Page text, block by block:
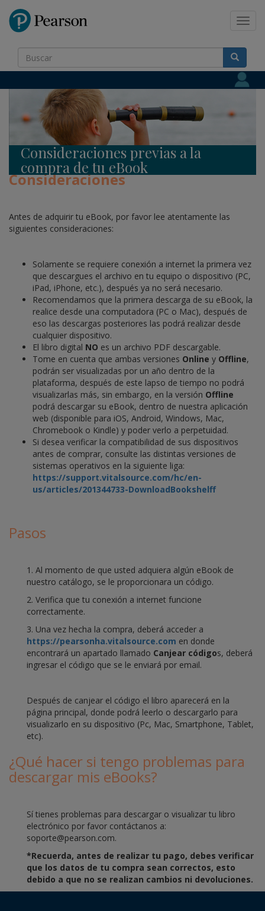
Pearson
Consideraciones previas a la
compra de tu eBook
Consideraciones
Antes de adquirir tu eBook, por favor lee atentamente las
siguientes consideraciones:
Solamente se requiere conexión a internet la primera vez
que descargues el archivo en tu equipo o dispositivo (PC,
iPad, iPhone, etc.), después ya no será necesario.
Recomendamos que la primera descarga de su eBook, la
realice desde una computadora (PC o Mac), después de
eso las descargas posteriores las podrá realizar desde
cualquier dispositivo.
El libro digital NO es un archivo PDF descargable.
Tome en cuenta que ambas versiones Online y Offline,
podrán ser visualizadas por un año dentro de la
plataforma, después de este lapso de tiempo no podrá
visualizarlas más, sin embargo, en la versión Offline
podrá descargar su eBook, dentro de nuestra aplicación
web (disponible para iOS, Android, Windows, Mac,
Chromebook o Kindle) y poder verlo a perpetuidad.
Si desea verificar la compatibilidad de sus dispositivos
antes de comprar, consulte las distintas versiones de
sistemas operativos en la siguiente liga:
https://support.vitalsource.com/hc/en-
us/articles/201344733-DownloadBookshelf
Pasos
1. Al momento de que usted adquiera algún eBook de
nuestro catálogo, se le proporcionara un código.
2. Verifica que tu conexión a internet funcione
correctamente.
3. Una vez hecha la compra, deberá acceder a
https://pearsonha.vitalsource.com en donde
encontrará un apartado llamado Canjear códigos, deberá
ingresar el código que se le enviará por email.
Después de canjear el código el libro aparecerá en la
página principal, donde podrá leerlo o descargarlo para
visualizarlo en su dispositivo (Pc, Mac, Smartphone, Tablet,
etc).
¿Qué hacer si tengo problemas para
descargar mis eBooks?
Sí tienes problemas para descargar o visualizar tu libro
electrónico por favor contáctanos a:
soporte@pearson.com.
*Recuerda, antes de realizar tu pago, debes verificar
que los datos de tu compra sean correctos, esto
debido a que no se realizan cambios ni devoluciones.